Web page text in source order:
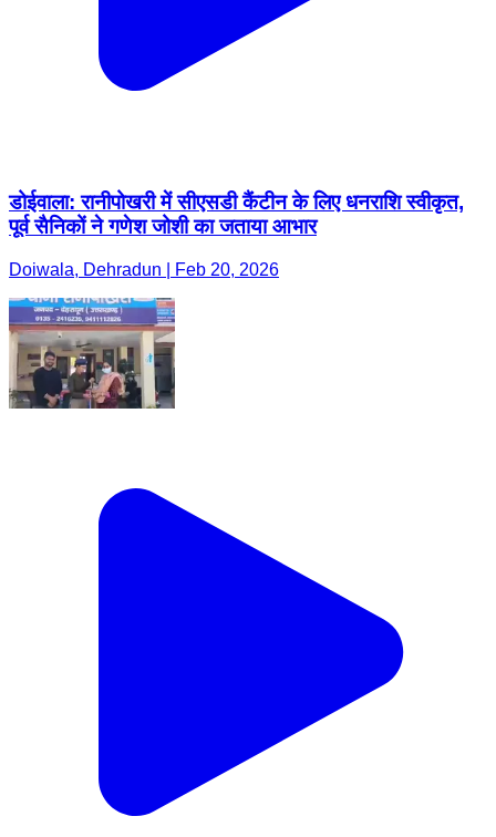
डोईवाला: रानीपोखरी में सीएसडी कैंटीन के लिए धनराशि स्वीकृत,
पूर्व सैनिकों ने गणेश जोशी का जताया आभार
Doiwala, Dehradun | Feb 20, 2026